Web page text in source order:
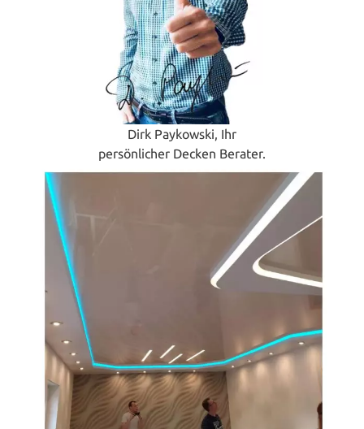
Dirk Paykowski, Ihr
persönlicher Decken Berater.